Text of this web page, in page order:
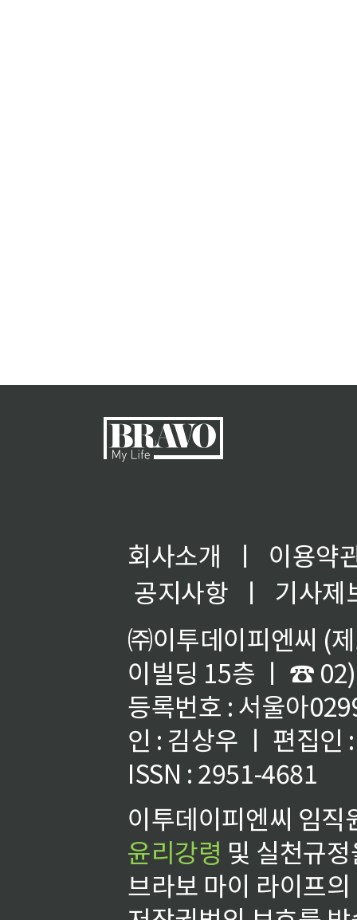
회사소개 ㅣ
이용약
공지사항
ㅣ
기사제
㈜이투데이피엔씨 (
이빌딩 15층 ㅣ ☎
등록번호 : 서울아
인 : 김상우 ㅣ 편집인
ISSN : 2951-4681
이투데이피엔씨 임
윤리강령 및 실천규
브라보 마이 라이프